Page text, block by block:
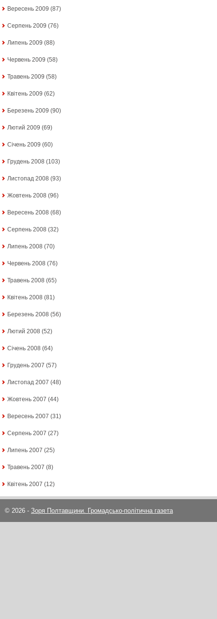
Вересень 2009 (87)
Серпень 2009 (76)
Липень 2009 (88)
Червень 2009 (58)
Травень 2009 (58)
Квітень 2009 (62)
Березень 2009 (90)
Лютий 2009 (69)
Січень 2009 (60)
Грудень 2008 (103)
Листопад 2008 (93)
Жовтень 2008 (96)
Вересень 2008 (68)
Серпень 2008 (32)
Липень 2008 (70)
Червень 2008 (76)
Травень 2008 (65)
Квітень 2008 (81)
Березень 2008 (56)
Лютий 2008 (52)
Січень 2008 (64)
Грудень 2007 (57)
Листопад 2007 (48)
Жовтень 2007 (44)
Вересень 2007 (31)
Серпень 2007 (27)
Липень 2007 (25)
Травень 2007 (8)
Квітень 2007 (12)
© 2026 - Зоря Полтавщини. Громадсько-політична газета